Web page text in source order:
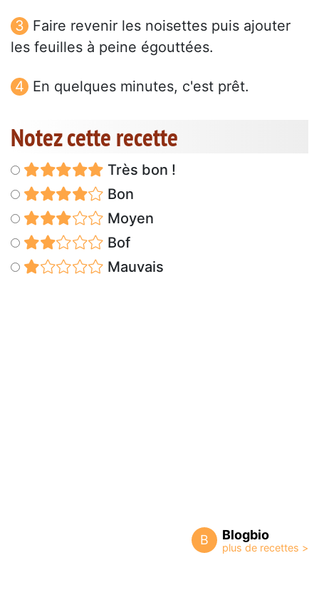
Faire revenir les noisettes puis ajouter
les feuilles à peine égouttées.
En quelques minutes, c'est prêt.
Notez cette recette
Très bon !
Bon
Moyen
Bof
Mauvais
B Blogbio